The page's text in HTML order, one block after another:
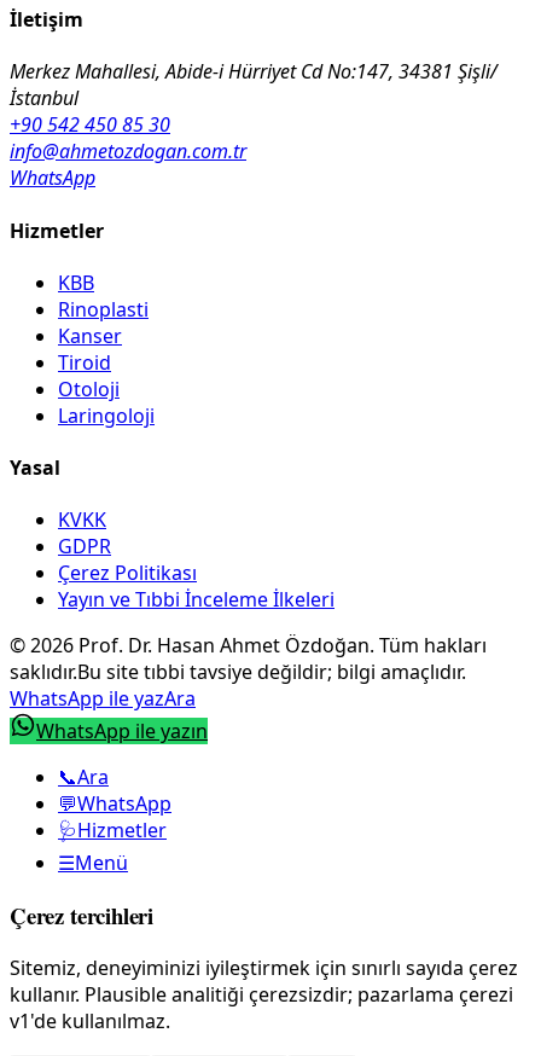
İletişim
Merkez Mahallesi, Abide-i Hürriyet Cd No:147, 34381 Şişli/
İstanbul
+90 542 450 85 30
info@ahmetozdogan.com.tr
WhatsApp
Hizmetler
KBB
Rinoplasti
Kanser
Tiroid
Otoloji
Laringoloji
Yasal
KVKK
GDPR
Çerez Politikası
Yayın ve Tıbbi İnceleme İlkeleri
©2026 Prof. Dr. Hasan Ahmet Özdoğan. Tüm hakları
saklıdır.Bu site tıbbi tavsiye değildir; bilgi amaçlıdır.
WhatsApp ile yazAra
WhatsApp ile yazın
📞Ara
💬WhatsApp
🩺Hizmetler
☰Menü
Çerez tercihleri
Sitemiz, deneyiminizi iyileştirmek için sınırlı sayıda çerez
kullanır. Plausible analitiği çerezsizdir; pazarlama çerezi
v1'de kullanılmaz.